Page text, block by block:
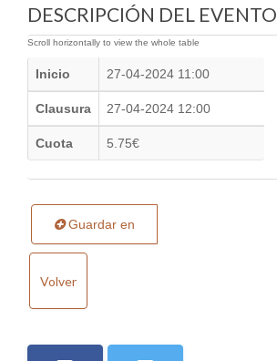
DESCRIPCIÓN DEL EVENTO
Inicio 27-04-2024 11:00
Clausura 27-04-2024 12:00
Cuota 5.75€
Guardar en
Volver